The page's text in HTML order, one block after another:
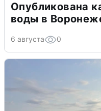
Опубликована
воды в
6 августа 0